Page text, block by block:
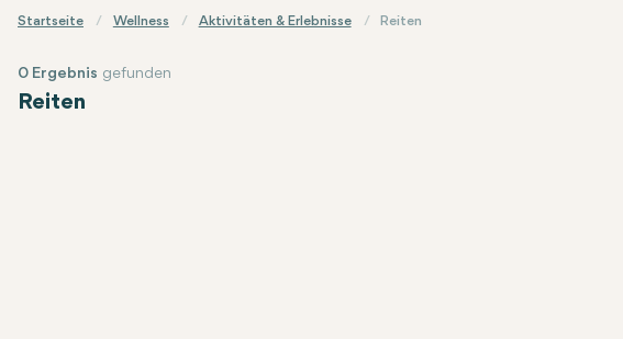
Startseite Wellness Aktivitäten & Erlebnisse Reiten
Reiten
0 Ergebnis gefunden